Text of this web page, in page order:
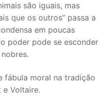
são iguais, mas
que os outros” passa a
em poucas
poder pode se esconder
fábula moral na tradição
e Voltaire.